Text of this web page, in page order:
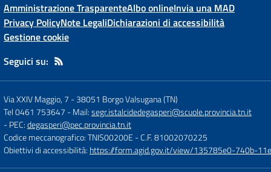
Amministrazione TrasparenteAlbo onlineInvia una MAD
Privacy PolicyNote LegaliDichiarazioni di accessibilità
Gestione cookie
Seguici su:
Via XXIV Maggio, 7 -38051 Borgo Valsugana (TN)
Tel 0461 753647 - Mail:segr.istalcidedegasperi@scuole.provincia.tn.it
- PEC:degasperi@pec.provincia.tn.it
Codice meccanografico: TNIS00200E - C.F. 81002070225
Obiettivi di accessibilità: https://form.agid.gov.it/view/135785e0-740b-